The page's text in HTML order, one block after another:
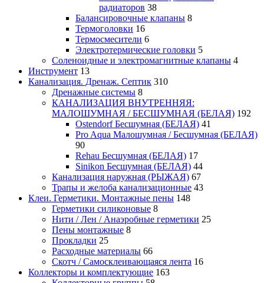
радиаторов 38
Балансировочные клапаны 8
Термоголовки 16
Термосмесители 6
Электротермические головки 5
Соленоидные и электромагнитные клапаны 4
Инструмент 13
Канализация. Дренаж. Септик 310
Дренажные системы 8
КАНАЛИЗАЦИЯ ВНУТРЕННЯЯ:
МАЛОШУМНАЯ / БЕСШУМНАЯ (БЕЛАЯ) 192
Ostendorf Бесшумная (БЕЛАЯ) 41
Pro Aqua Малошумная / Бесшумная (БЕЛАЯ)
90
Rehau Бесшумная (БЕЛАЯ) 17
Sinikon Бесшумная (БЕЛАЯ) 44
Канализация наружная (РЫЖАЯ) 67
Трапы и желоба канализационные 43
Клеи. Герметики. Монтажные пены 148
Герметики силиконовые 8
Нити / Лен / Анаэробные герметики 25
Пены монтажные 8
Прокладки 25
Расходные материалы 66
Скотч / Самосклеивающаяся лента 16
Коллекторы и комплектующие 163